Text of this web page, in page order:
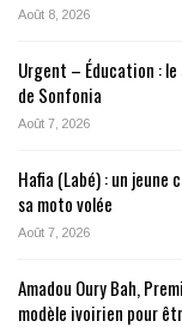
Août 8, 2026
Urgent – Éducation :
de Sonfonia
Août 7, 2026
Hafia (Labé) : un
sa moto volée
Août 7, 2026
Amadou Oury Bah,
modèle ivoirien pour